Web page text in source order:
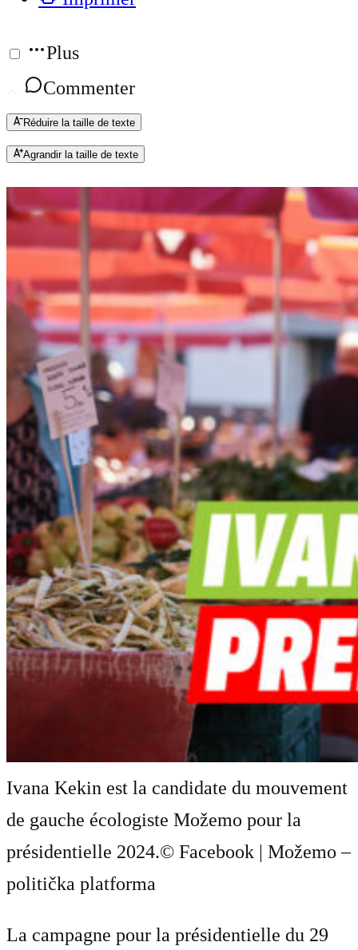
Plus
Commenter
Réduire la taille de texte
Agrandir la taille de texte
Ivana Kekin est la candidate du mouvement
de gauche écologiste Možemo pour la
présidentielle 2024.© Facebook | Možemo –
politička platforma
La campagne pour la présidentielle du 29